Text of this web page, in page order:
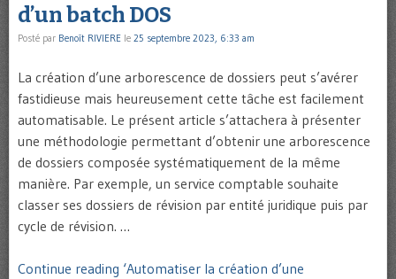
d’un batch DOS
Posté par Benoît RIVIERE le 25 septembre 2023, 6:33 am
La création d’une arborescence de dossiers peut s’avérer
fastidieuse mais heureusement cette tâche est facilement
automatisable. Le présent article s’attachera à présenter
une méthodologie permettant d’obtenir une arborescence
de dossiers composée systématiquement de la même
manière. Par exemple, un service comptable souhaite
classer ses dossiers de révision par entité juridique puis par
cycle de révision. …
Continue reading ‘Automatiser la création d’une